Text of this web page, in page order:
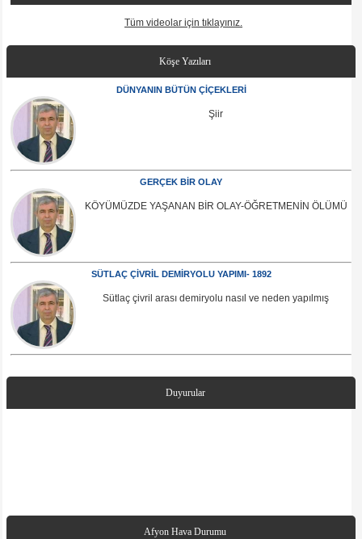
Tüm videolar için tıklayınız.
Köşe Yazıları
DÜNYANIN BÜTÜN ÇİÇEKLERİ
Şiir
GERÇEK BİR OLAY
KÖYÜMÜZDE YAŞANAN BİR OLAY-ÖĞRETMENİN ÖLÜMÜ
SÜTLAÇ ÇİVRİL DEMİRYOLU YAPIMI- 1892
Sütlaç çivril arası demiryolu nasıl ve neden yapılmış
Duyurular
Afyon Hava Durumu